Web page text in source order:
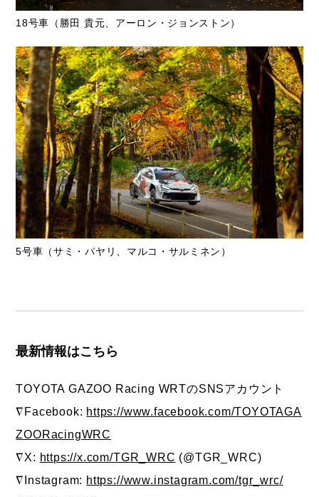
18号車（勝田 貴元、アーロン・ジョンストン）
5号車（サミ・パヤリ、マルコ・サルミネン）
最新情報はこちら
TOYOTA GAZOO Racing WRTのSNSアカウント
∇Facebook: https://www.facebook.com/TOYOTAGA
ZOORacingWRC
∇X: https://x.com/TGR_WRC (@TGR_WRC)
∇Instagram: https://www.instagram.com/tgr_wrc/